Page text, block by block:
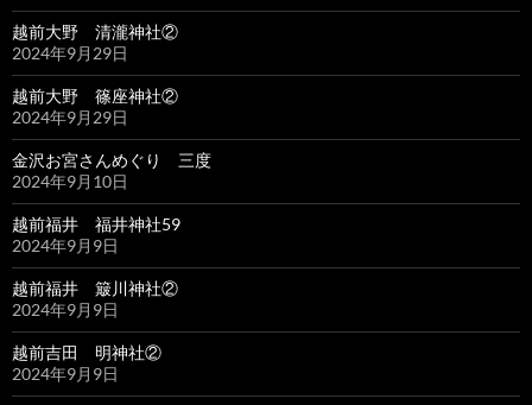
越前大野 清瀧神社②
2024年9月29日
越前大野 篠座神社②
2024年9月29日
金沢お宮さんめぐり 三度
2024年9月10日
越前福井 福井神社59
2024年9月9日
越前福井 簸川神社②
2024年9月9日
越前吉田 明神社②
2024年9月9日